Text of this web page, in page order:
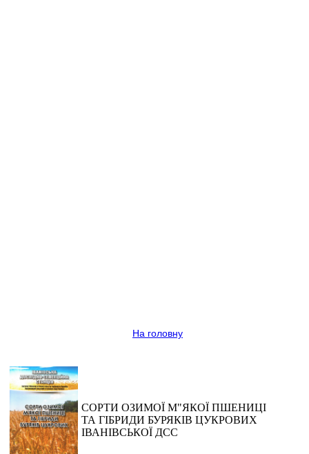
На головну
СОРТИ ОЗИМОЇ М"ЯКОЇ ПШЕНИЦІ
ТА ГІБРИДИ БУРЯКІВ ЦУКРОВИХ
ІВАНІВСЬКОЇ ДСС